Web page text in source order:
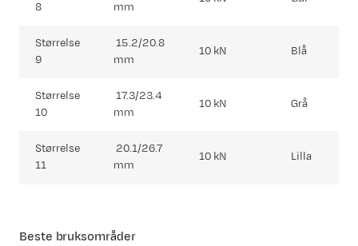
8 mm
Størrelse
9
15.2/20.8
mm
10 kN Blå
Størrelse
10
17.3/23.4
mm
10 kN Grå
Størrelse
11
20.1/26.7
mm
10 kN Lilla
Beste bruksområder